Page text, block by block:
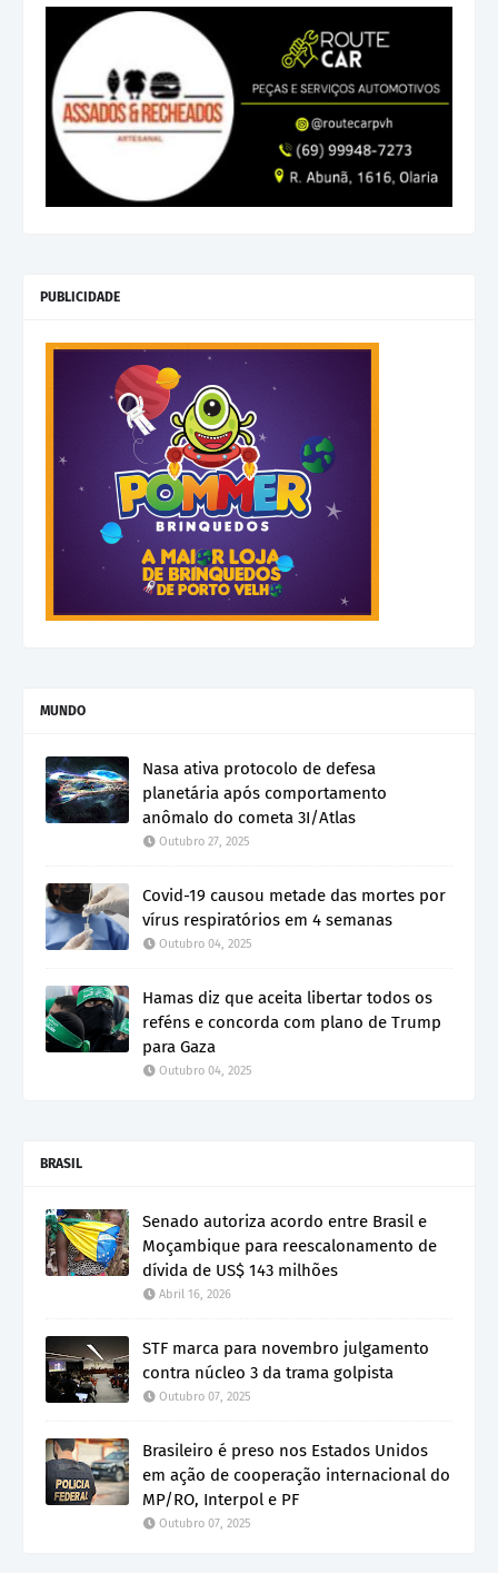
PUBLICIDADE
MUNDO
Nasa ativa protocolo de defesa
planetária após comportamento
anômalo do cometa 3I/Atlas
Outubro 27, 2025
Covid-19 causou metade das mortes por
vírus respiratórios em 4 semanas
Outubro 04, 2025
Hamas diz que aceita libertar todos os
reféns e concorda com plano de Trump
para Gaza
Outubro 04, 2025
BRASIL
Senado autoriza acordo entre Brasil e
Moçambique para reescalonamento de
dívida de US$ 143 milhões
Abril 16, 2026
STF marca para novembro julgamento
contra núcleo 3 da trama golpista
Outubro 07, 2025
Brasileiro é preso nos Estados Unidos
em ação de cooperação internacional do
MP/RO, Interpol e PF
Outubro 07, 2025